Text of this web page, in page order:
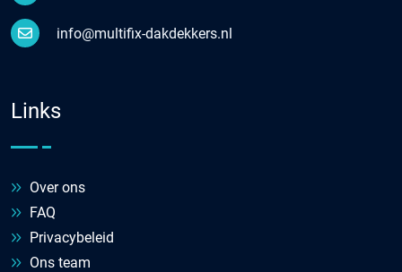
info@multifix-dakdekkers.nl
Links
Over ons
FAQ
Privacybeleid
Ons team